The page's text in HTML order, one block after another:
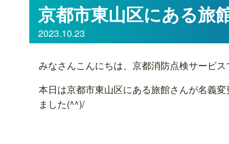
京都市東山区にある旅
2023.10.23
みなさんこんにちは、京都消防点検サービス
本日は京都市東山区にある旅館さんが名義
ました(^^)/